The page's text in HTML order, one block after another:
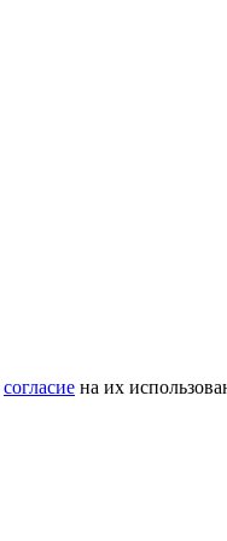
согласие на их